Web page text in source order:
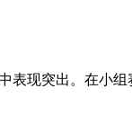
表现突出。在小